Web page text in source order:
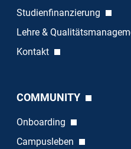
Studienfinanzierung
Lehre &
Kontakt
COMMUNITY
Onboarding
Campusleben